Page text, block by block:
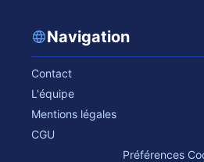
Navigation
Contact
L'équipe
Mentions légales
CGU
Préférences